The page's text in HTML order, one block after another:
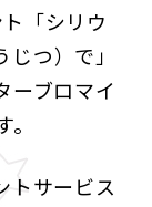
「シリウ
つ）で」
ブロマイ
トサービス